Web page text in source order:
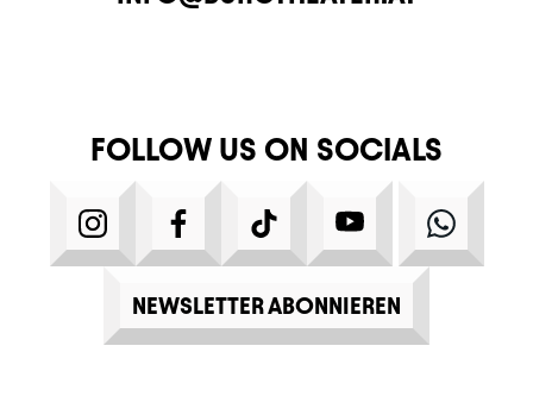
FOLLOW US ON SOCIALS
INSTAGRAMFACEBOOKTIKTOK YOUTUBE
NEWSLETTER ABONNIEREN